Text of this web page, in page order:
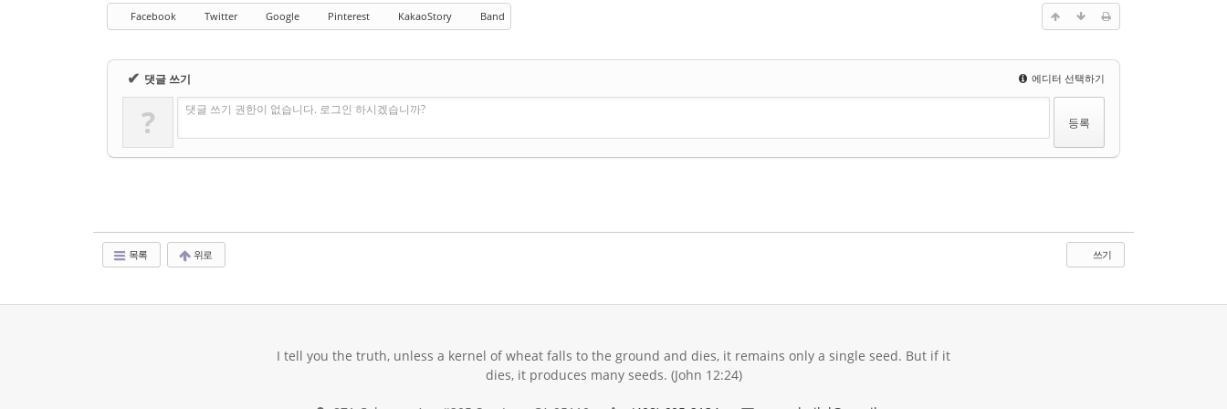
Facebook Twitter Google Pinterest KakaoStory Band
✔ 댓글 쓰기 에디터 선택하기
? 댓글 쓰기 권한이 없습니다. 로그인 하시겠습니까?
목록 위로 쓰기
I tell you the truth, unless a kernel of wheat falls to the ground and dies, it remains only a single seed. But if it
dies, it produces many seeds. (John 12:24)